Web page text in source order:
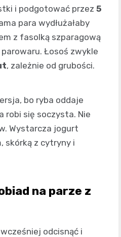
i podgotować przez 5
para wydłużałaby
z fasolką szparagową
Łosoś zwykle
, zależnie od grubości.
bo ryba oddaje
robi się soczysta. Nie
Wystarcza jogurt
skórką z cytryny i
na parze z
odcisnąć i